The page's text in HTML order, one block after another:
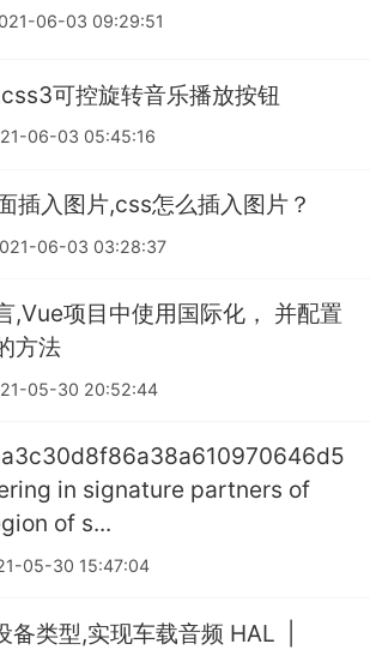
06-03 09:29:51
可控旋转音乐播放按钮
06-03 05:45:16
插入图片,css怎么插入图片？
06-03 03:28:37
,Vue项目中使用国际化， 并配置
方法
05-30 20:52:44
in signature partners of
of s...
05-30 15:47:04
备类型,实现车载音频 HAL |